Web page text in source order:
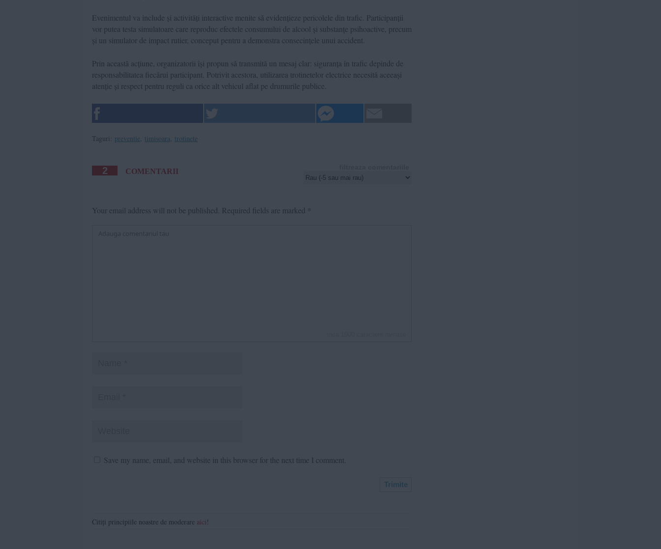
Evenimentul va include și activități interactive menite să evidențieze pericolele din trafic. Participanții
vor putea testa simulatoare care reproduc efectele consumului de alcool și substanțe psihoactive, precum
și un simulator de impact rutier, conceput pentru a demonstra consecințele unui accident.
Prin această acțiune, organizatorii își propun să transmită un mesaj clar: siguranța în trafic depinde de
responsabilitatea fiecărui participant. Potrivit acestora, utilizarea trotinetelor electrice necesită aceeași
atenție și respect pentru reguli ca orice alt vehicul aflat pe drumurile publice.
Taguri: preventie timisoara trotinete
2 COMENTARII
Your email address will not be published. Required fields are marked *
Save my name, email, and website in this browser for the next time I comment.
Citiți principiile noastre de moderare aici!